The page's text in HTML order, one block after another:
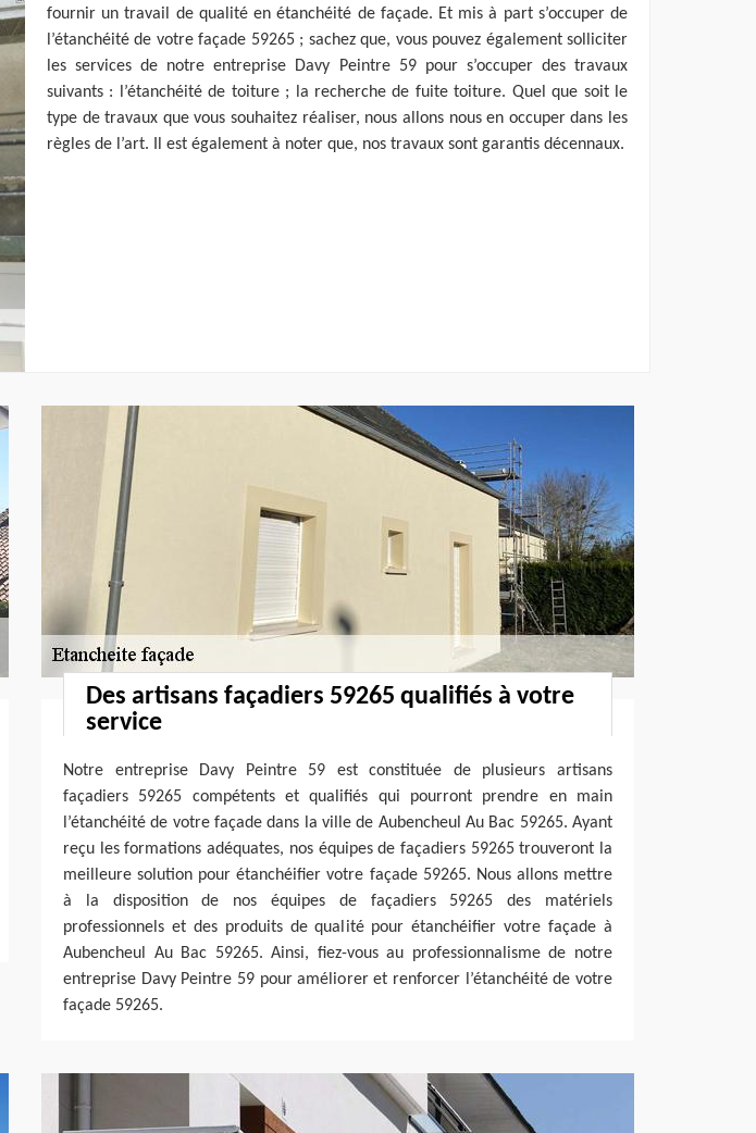
fournir un travail de qualité en étanchéité de façade. Et mis à part s’occuper de
l’étanchéité de votre façade 59265 ; sachez que, vous pouvez également solliciter
les services de notre entreprise Davy Peintre 59 pour s’occuper des travaux
suivants : l’étanchéité de toiture ; la recherche de fuite toiture. Quel que soit le
type de travaux que vous souhaitez réaliser, nous allons nous en occuper dans les
règles de l’art. Il est également à noter que, nos travaux sont garantis décennaux.
Des artisans façadiers 59265 qualifiés à votre
service
Notre entreprise Davy Peintre 59 est constituée de plusieurs artisans
façadiers 59265 compétents et qualifiés qui pourront prendre en main
l’étanchéité de votre façade dans la ville de Aubencheul Au Bac 59265. Ayant
reçu les formations adéquates, nos équipes de façadiers 59265 trouveront la
meilleure solution pour étanchéifier votre façade 59265. Nous allons mettre
à la disposition de nos équipes de façadiers 59265 des matériels
professionnels et des produits de qualité pour étanchéifier votre façade à
Aubencheul Au Bac 59265. Ainsi, fiez-vous au professionnalisme de notre
entreprise Davy Peintre 59 pour améliorer et renforcer l’étanchéité de votre
façade 59265.